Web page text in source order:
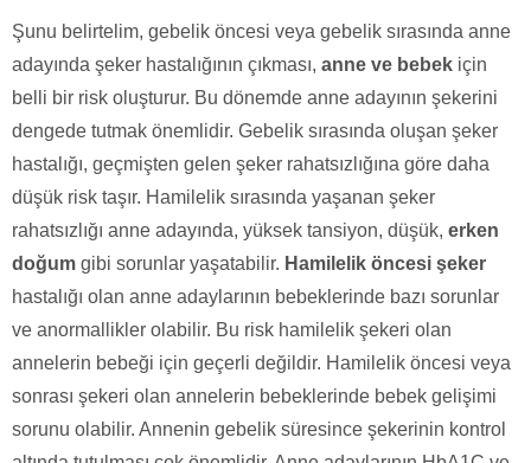
Şunu belirtelim, gebelik öncesi veya gebelik sırasında anne
adayında şeker hastalığının çıkması, anne ve bebek için
belli bir risk oluşturur. Bu dönemde anne adayının şekerini
dengede tutmak önemlidir. Gebelik sırasında oluşan şeker
hastalığı, geçmişten gelen şeker rahatsızlığına göre daha
düşük risk taşır. Hamilelik sırasında yaşanan şeker
rahatsızlığı anne adayında, yüksek tansiyon, düşük, erken
doğum gibi sorunlar yaşatabilir. Hamilelik öncesi şeker
hastalığı olan anne adaylarının bebeklerinde bazı sorunlar
ve anormallikler olabilir. Bu risk hamilelik şekeri olan
annelerin bebeği için geçerli değildir. Hamilelik öncesi veya
sonrası şekeri olan annelerin bebeklerinde bebek gelişimi
sorunu olabilir. Annenin gebelik süresince şekerinin kontrol